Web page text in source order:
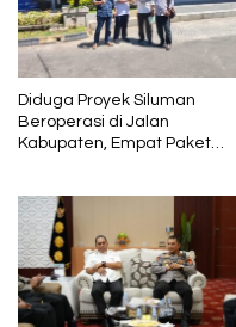
Diduga Proyek Siluman
Beroperasi di Jalan
Kabupaten, Empat Paket